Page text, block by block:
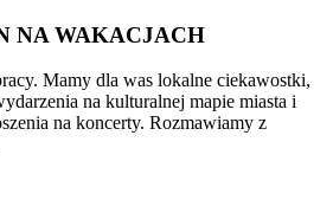
NA WAKACJACH
Mamy dla was lokalne ciekawostki,
na kulturalnej mapie miasta i
na koncerty. Rozmawiamy z